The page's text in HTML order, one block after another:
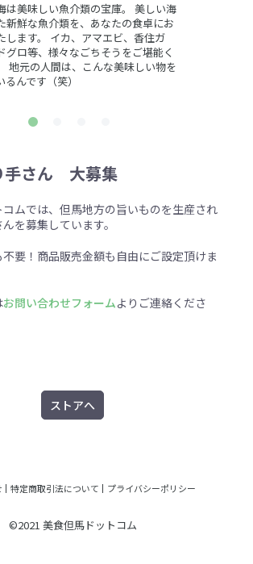
は美味しい魚介類の宝庫。 美しい海
新鮮な魚介類を、あなたの食卓にお
します。 イカ、アマエビ、香住ガ
グロ等、様々なごちそうをご堪能く
地元の人間は、こんな美味しい物を
るんです（笑）
手さん 大募集
ムでは、但馬地方の旨いものを生産され
を募集しています。
要！商品販売金額も自由にご設定頂けま
お問い合わせフォームよりご連絡くださ
ストアへ
特定商取引法について プライバシーポリシー
©2021 美食但馬ドットコム